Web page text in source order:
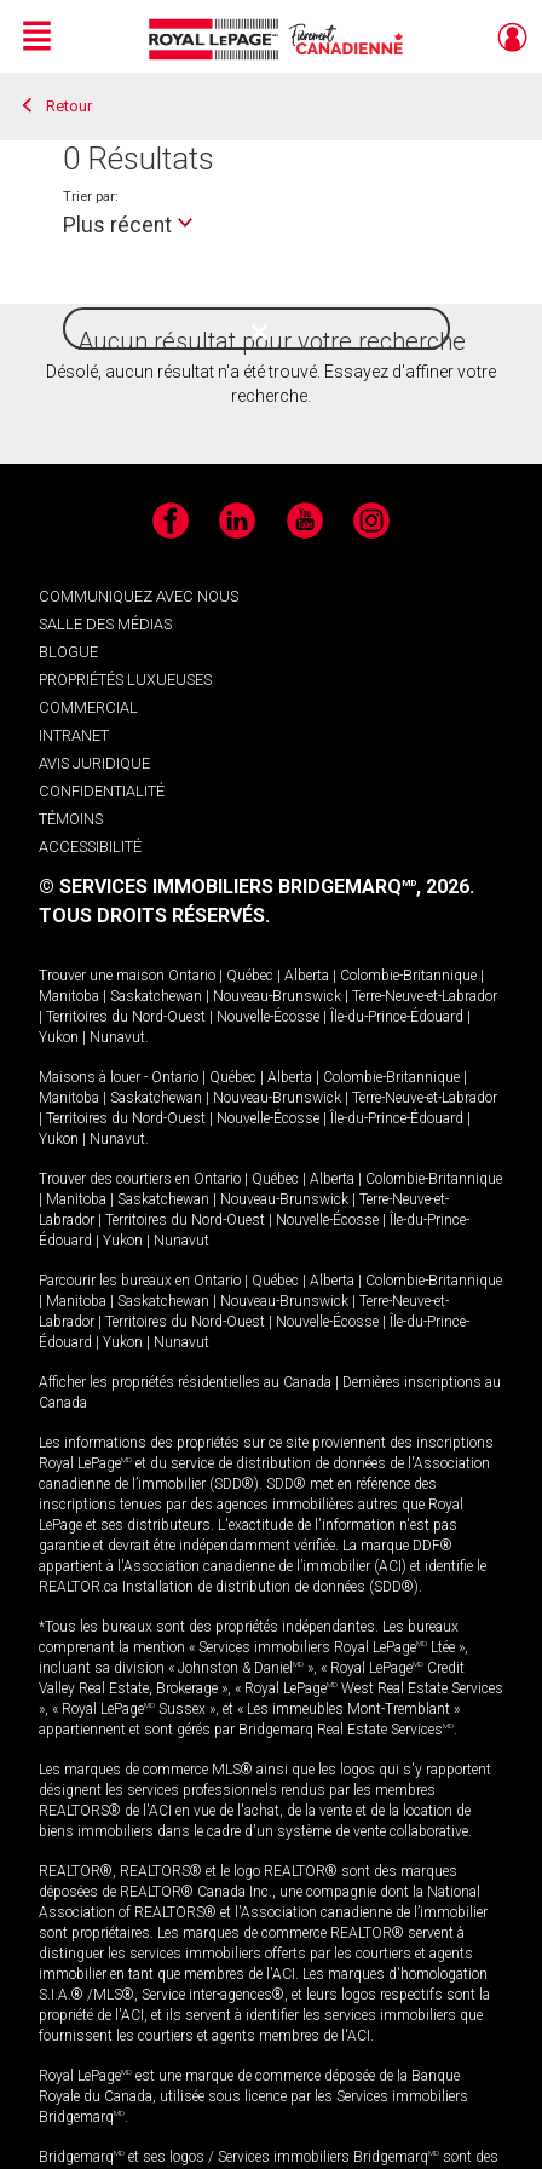
Live
En Direct
Menu
Retour
0 Résultats
Style
de
vie
Trier par:
Plus récent
Aucun résultat pour votre recherche
Désolé, aucun résultat n'a été trouvé. Essayez d'affiner votre
recherche.
Facebook LinkedIn YouTube Instagram
COMMUNIQUEZ AVEC NOUS
SALLE DES MÉDIAS
BLOGUE
PROPRIÉTÉS LUXUEUSES
COMMERCIAL
INTRANET
AVIS JURIDIQUE
CONFIDENTIALITÉ
TÉMOINS
ACCESSIBILITÉ
© SERVICES IMMOBILIERS BRIDGEMARQMD, 2026.
TOUS DROITS RÉSERVÉS.
Trouver une maison Ontario Québec Alberta Colombie-Britannique
Manitoba
Saskatchewan Nouveau-Brunswick
Terre-Neuve-et-Labrador
Territoires du Nord-Ouest Nouvelle-Écosse Île-du-Prince-Édouard
Yukon
Nunavut.
Maisons à louer - Ontario Québec Alberta Colombie-Britannique
Manitoba
Saskatchewan Nouveau-Brunswick
Terre-Neuve-et-Labrador
Territoires du Nord-Ouest Nouvelle-Écosse Île-du-Prince-Édouard
Yukon
Nunavut.
Trouver des courtiers en Ontario Québec Alberta
Colombie-Britannique
Manitoba Saskatchewan Nouveau-Brunswick
Terre-Neuve-et-
Labrador
Territoires du Nord-Ouest Nouvelle-Écosse
Île-du-Prince-
Édouard
Yukon Nunavut
Parcourir les bureaux en Ontario Québec Alberta
Colombie-Britannique
Manitoba Saskatchewan Nouveau-Brunswick
Terre-Neuve-et-
Labrador
Territoires du Nord-Ouest Nouvelle-Écosse
Île-du-Prince-
Édouard
Yukon Nunavut
Afficher les propriétés résidentielles au Canada
Dernières inscriptions au
Canada
Les informations des propriétés sur ce site proviennent des inscriptions
Royal LePageMD et du service de distribution de données de l'Association
canadienne de l’immobilier (SDD®). SDD® met en référence des
inscriptions tenues par des agences immobilières autres que Royal
LePage et ses distributeurs. L'exactitude de l'information n'est pas
garantie et devrait être indépendamment vérifiée. La marque DDF®
appartient à l'Association canadienne de l’immobilier (ACI) et identifie le
REALTOR.ca Installation de distribution de données (SDD®).
*Tous les bureaux sont des propriétés indépendantes. Les bureaux
comprenant la mention « Services immobiliers Royal LePageMD Ltée »,
incluant sa division « Johnston & Daniel MD », « Royal LePageMD Credit
Valley Real Estate, Brokerage », « Royal LePageMD West Real Estate Services
», « Royal LePageMD Sussex », et « Les immeubles Mont-Tremblant »
appartiennent et sont gérés par Bridgemarq Real Estate ServicesMD.
Les marques de commerce MLS® ainsi que les logos qui s'y rapportent
désignent les services professionnels rendus par les membres
REALTORS® de l'ACI en vue de l'achat, de la vente et de la location de
biens immobiliers dans le cadre d'un système de vente collaborative.
REALTOR®, REALTORS® et le logo REALTOR® sont des marques
déposées de REALTOR® Canada Inc., une compagnie dont la National
Association of REALTORS® et l'Association canadienne de l’immobilier
sont propriétaires. Les marques de commerce REALTOR® servent à
distinguer les services immobiliers offerts par les courtiers et agents
immobilier en tant que membres de l'ACI. Les marques d'homologation
S.I.A.® /MLS®, Service inter-agences®, et leurs logos respectifs sont la
propriété de l'ACI, et ils servent à identifier les services immobiliers que
fournissent les courtiers et agents membres de l'ACI.
Royal LePageMD est une marque de commerce déposée de la Banque
Royale du Canada, utilisée sous licence par les Services immobiliers
BridgemarqMD.
BridgemarqMD et ses logos / Services immobiliers BridgemarqMD sont des